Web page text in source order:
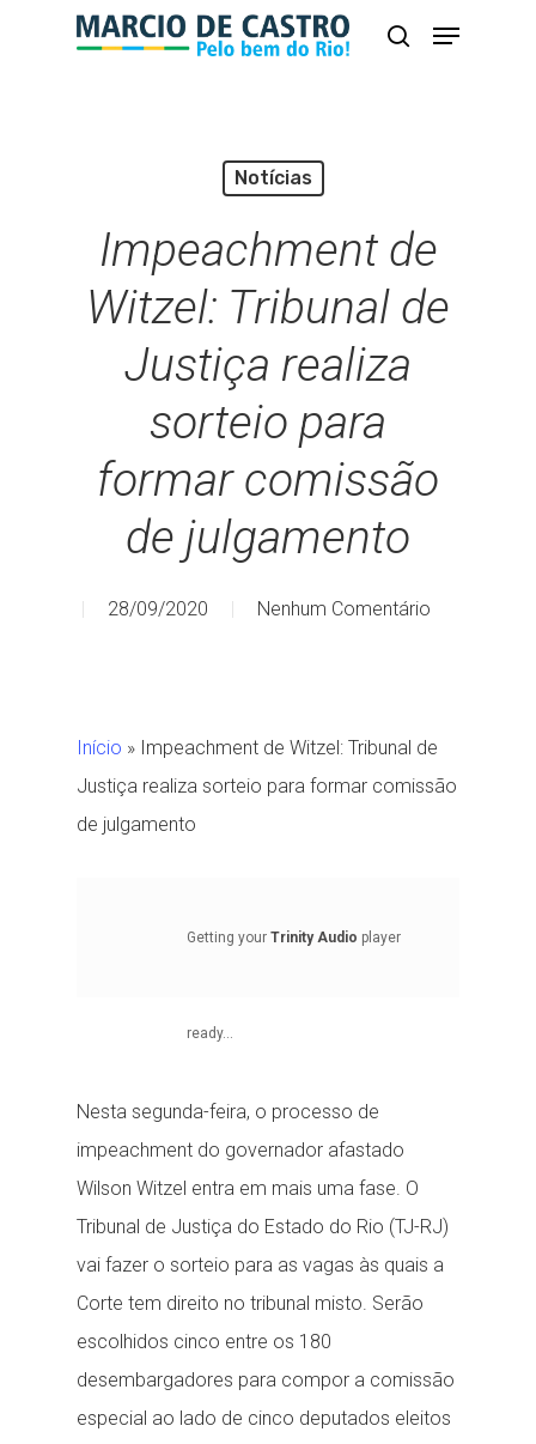
busca
Menu
Notícias
Impeachment de
Witzel: Tribunal de
Justiça realiza
sorteio para
formar comissão
de julgamento
28/09/2020 Nenhum Comentário
Início » Impeachment de Witzel: Tribunal de
Justiça realiza sorteio para formar comissão
de julgamento
Getting your Trinity Audio player
ready...
Nesta segunda-feira, o processo de
impeachment do governador afastado
Wilson Witzel entra em mais uma fase. O
Tribunal de Justiça do Estado do Rio (TJ-RJ)
vai fazer o sorteio para as vagas às quais a
Corte tem direito no tribunal misto. Serão
escolhidos cinco entre os 180
desembargadores para compor a comissão
especial ao lado de cinco deputados eleitos